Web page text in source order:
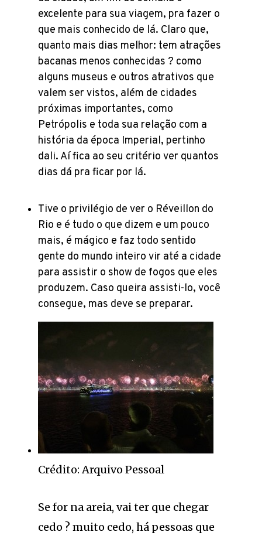
excelente para sua viagem, pra fazer o
que mais conhecido de lá. Claro que,
quanto mais dias melhor: tem atrações
bacanas menos conhecidas ? como
alguns museus e outros atrativos que
valem ser vistos, além de cidades
próximas importantes, como
Petrópolis e toda sua relação com a
história da época Imperial, pertinho
dali. Aí fica ao seu critério ver quantos
dias dá pra ficar por lá.
Tive o privilégio de ver o Réveillon do
Rio e é tudo o que dizem e um pouco
mais, é mágico e faz todo sentido
gente do mundo inteiro vir até a cidade
para assistir o show de fogos que eles
produzem. Caso queira assisti-lo, você
consegue, mas deve se preparar.
Crédito: Arquivo Pessoal
Se for na areia, vai ter que chegar
cedo ? muito cedo, há pessoas que